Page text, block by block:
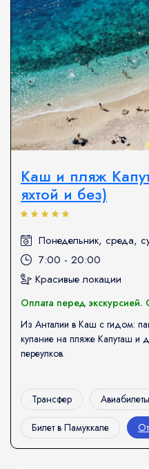
Каш и пляж
яхтой и без)
Понедельник, среда,
7:00 - 20:00
Красивые локации
Оплата перед экскурсией.
Из Анталии в Каш с гидом:
купание на пляже Капуташ и
переулков.
Трансфер Авиабилеты
Билет в Памуккале